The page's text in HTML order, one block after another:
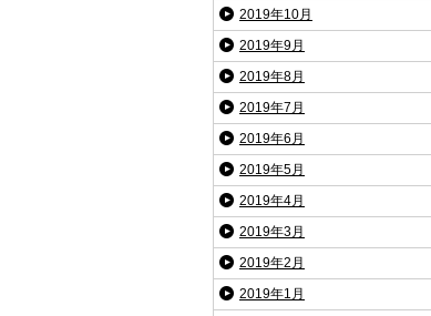
2019年10月
2019年9月
2019年8月
2019年7月
2019年6月
2019年5月
2019年4月
2019年3月
2019年2月
2019年1月